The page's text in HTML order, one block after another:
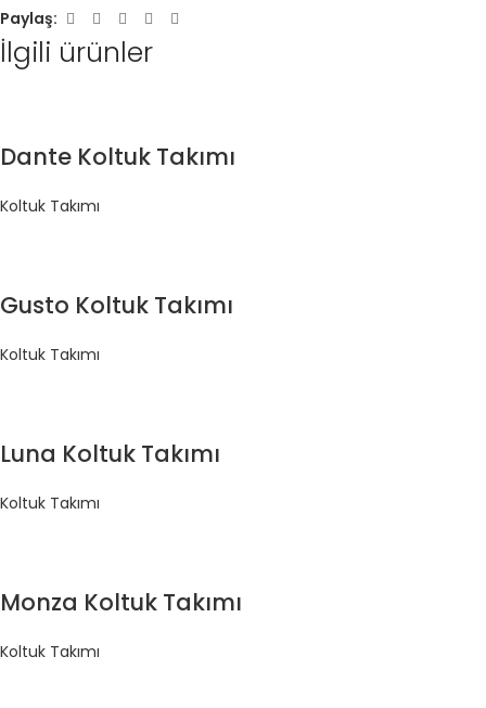
Paylaş:
İlgili ürünler
Dante Koltuk Takımı
Koltuk Takımı
Gusto Koltuk Takımı
Koltuk Takımı
Luna Koltuk Takımı
Koltuk Takımı
Monza Koltuk Takımı
Koltuk Takımı